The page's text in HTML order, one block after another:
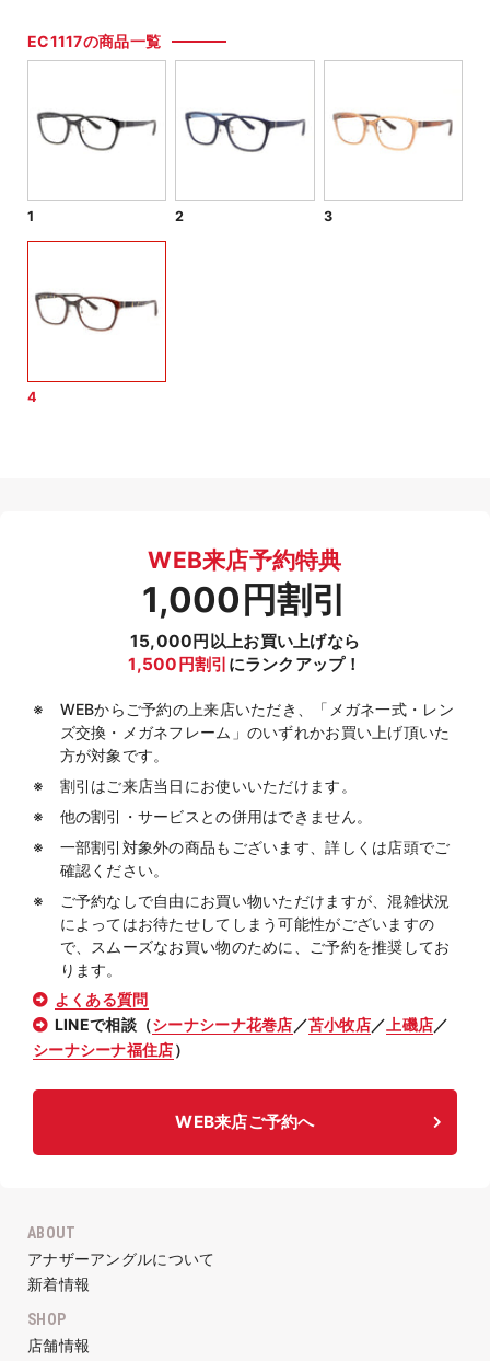
EC1117の商品一覧
1 2 3
4
WEB来店予約特典
1,000円割引
15,000円以上お買い上げなら
1,500円割引 にランクアップ！
WEBからご予約の上来店いただき、「メガネ一式・レン
ズ交換・メガネフレーム」のいずれかお買い上げ頂いた
方が対象です。
割引はご来店当日にお使いいただけます。
他の割引・サービスとの併用はできません。
一部割引対象外の商品もございます、詳しくは店頭でご
確認ください。
ご予約なしで自由にお買い物いただけますが、混雑状況
によってはお待たせしてしまう可能性がございますの
で、スムーズなお買い物のために、ご予約を推奨してお
ります。
よくある質問
LINEで相談（シーナシーナ花巻店 ／苫小牧店／ 上磯店／
シーナシーナ福住店）
WEB来店ご予約へ
ABOUT
アナザーアングルについて
新着情報
SHOP
店舗情報